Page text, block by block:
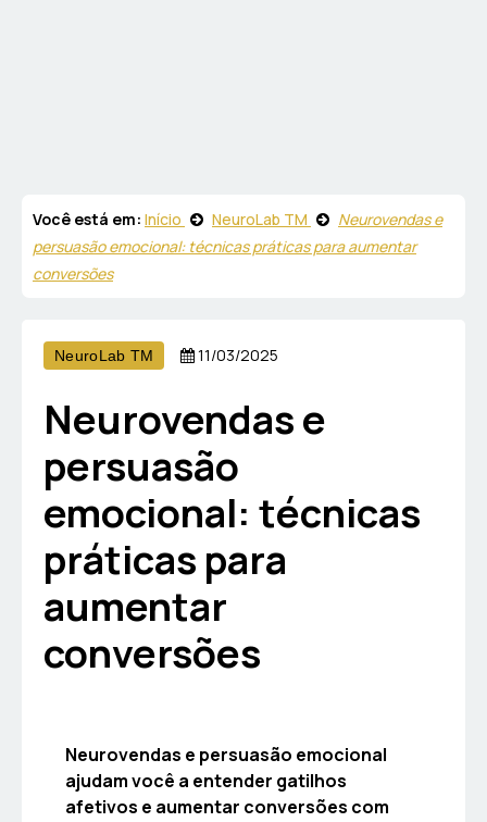
Você está em: Início NeuroLab TM
Neurovendas e
persuasão emocional: técnicas práticas para aumentar
conversões
NeuroLab TM 11/03/2025
Neurovendas e
persuasão
emocional: técnicas
práticas para
aumentar
conversões
Neurovendas e persuasão emocional
ajudam você a entender gatilhos
afetivos e aumentar conversões com